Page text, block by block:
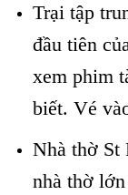
Trại tập
đầu tiên
xem phim
biết. Vé
Nhà thờ St
nhà thờ